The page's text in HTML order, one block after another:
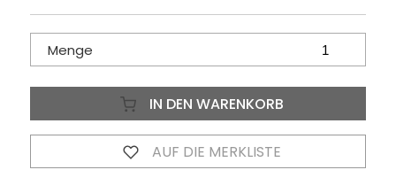
Menge
IN DEN WARENKORB
AUF DIE MERKLISTE